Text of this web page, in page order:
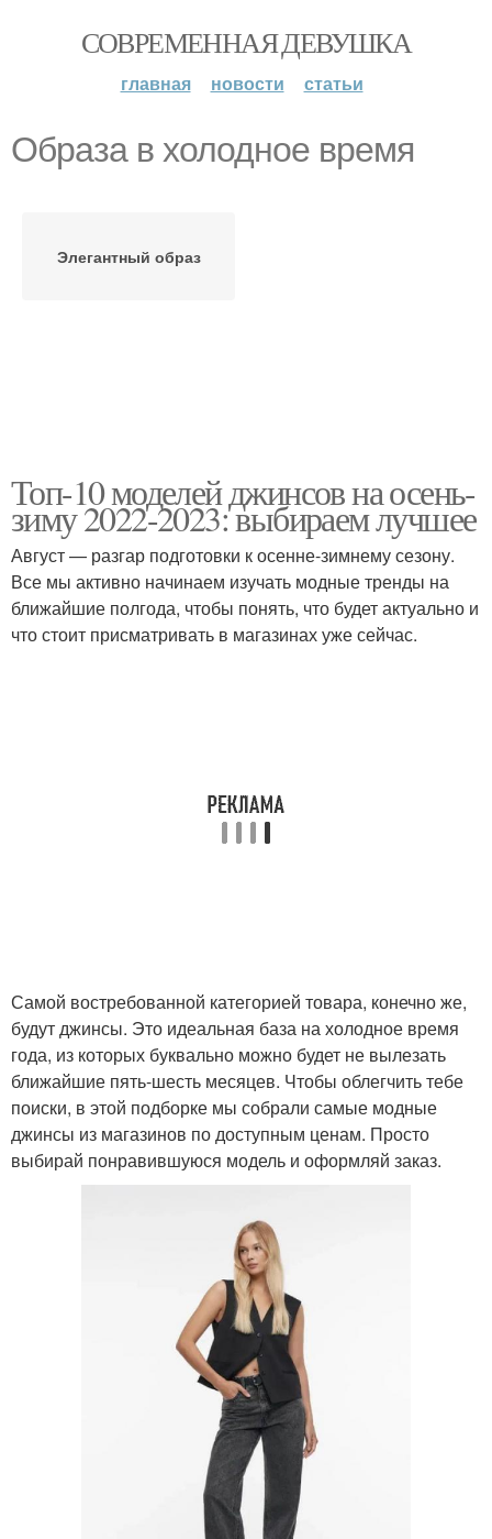
СОВРЕМЕННАЯ ДЕВУШКА
главная новости статьи
Образа в холодное время
Элегантный образ
Топ-10 моделей джинсов на осень-
зиму 2022-2023: выбираем лучшее
Август — разгар подготовки к осенне-зимнему сезону.
Все мы активно начинаем изучать модные тренды на
ближайшие полгода, чтобы понять, что будет актуально и
что стоит присматривать в магазинах уже сейчас.
Самой востребованной категорией товара, конечно же,
будут джинсы. Это идеальная база на холодное время
года, из которых буквально можно будет не вылезать
ближайшие пять-шесть месяцев. Чтобы облегчить тебе
поиски, в этой подборке мы собрали самые модные
джинсы из магазинов по доступным ценам. Просто
выбирай понравившуюся модель и оформляй заказ.